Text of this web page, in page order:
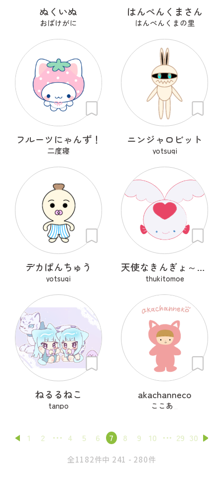
ぬくいぬ
おばけがに
はんぺんくまさん
はんぺんくまの里
フルーツにゃんず！
二度寝
ニンジャロビット
yotsugi
デカぱんちゅう
yotsugi
天使なきんぎょ～ぷくぱたぷう
thukitomoe
ねるるねこ
tanpo
akachanneco
ここあ_
1 2 4 5 6 7 8 9 10 29 30
全1182件中 241 - 280件